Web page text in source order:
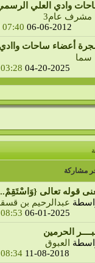
وادي العلي
مشرف عام3
06-06-2012
07:40 AM
أعضاء ساحات واادي
سما
04-20-2025
03:28 PM
مشاركة
قوله تعالى
عبدالرحيم بن
06-01-2025
08:53 PM
الحرمين
العبوق
11-08-2018
08:34 PM